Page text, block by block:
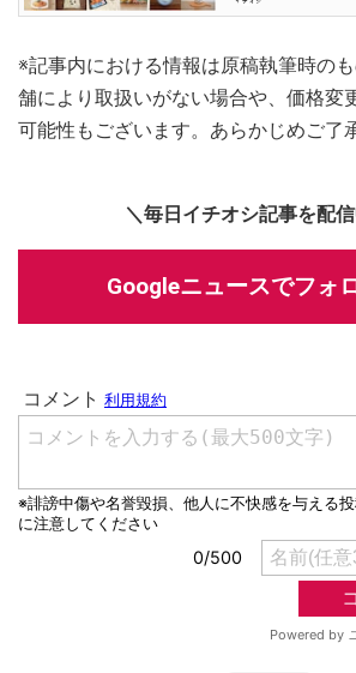
※記事内における情報は原稿執筆時の
舗により取扱いがない場合や、価格変
可能性もございます。あらかじめご了
＼毎日イチオシ記事を配
Googleニュースでフォ